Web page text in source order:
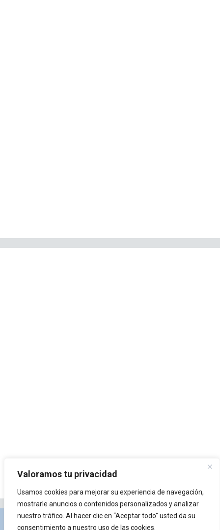
Valoramos tu privacidad
Usamos cookies para mejorar su experiencia de navegación,
mostrarle anuncios o contenidos personalizados y analizar
nuestro tráfico. Al hacer clic en “Aceptar todo” usted da su
consentimiento a nuestro uso de las cookies.
Privacidad y Política de Cookies Portal de